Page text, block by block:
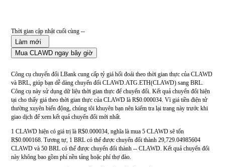
Thời gian cập nhật cuối cùng --
Làm mới
Mua CLAWD ngay bây giờ
Công cụ chuyển đổi LBank cung cấp tỷ giá hối đoái theo thời gian thực của CLAWD
và BRL, giúp bạn dễ dàng chuyển đổi CLAWD.ATG.ETH(CLAWD) sang BRL.
Công cụ này sử dụng dữ liệu thời gian thực để chuyển đổi. Kết quả chuyển đổi hiện
tại cho thấy giá theo thời gian thực của CLAWD là R$0.000034. Vì giá tiền điện tử
thường xuyên biến động, chúng tôi khuyên bạn nên kiểm tra lại trang này trước khi
giao dịch để xem kết quả chuyển đổi mới nhất.
1 CLAWD hiện có giá trị là R$0.000034, nghĩa là mua 5 CLAWD sẽ tốn
R$0.000168. Tương tự, 1 BRL có thể được chuyển đổi thành 29,729.04985604
CLAWD và 50 BRL có thể được chuyển đổi thành -- CLAWD. Kết quả chuyển đổi
này không bao gồm phí nền tảng hoặc phí thợ đào.